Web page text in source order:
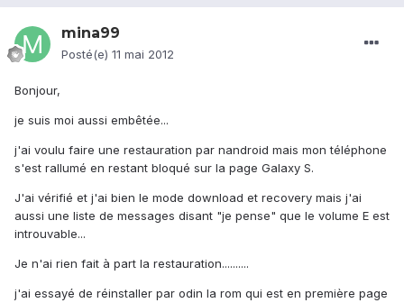
mina99
Posté(e) 11 mai 2012
Bonjour,
je suis moi aussi embêtée...
j'ai voulu faire une restauration par nandroid mais mon téléphone
s'est rallumé en restant bloqué sur la page Galaxy S.
J'ai vérifié et j'ai bien le mode download et recovery mais j'ai
aussi une liste de messages disant "je pense" que le volume E est
introuvable...
Je n'ai rien fait à part la restauration..........
j'ai essayé de réinstaller par odin la rom qui est en première page